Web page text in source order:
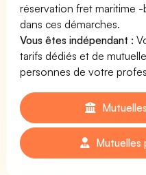
réservation fret maritime
dans ces démarches.
Vous êtes indépendant :
tarifs dédiés et de
personnes de votre
Mutuelles